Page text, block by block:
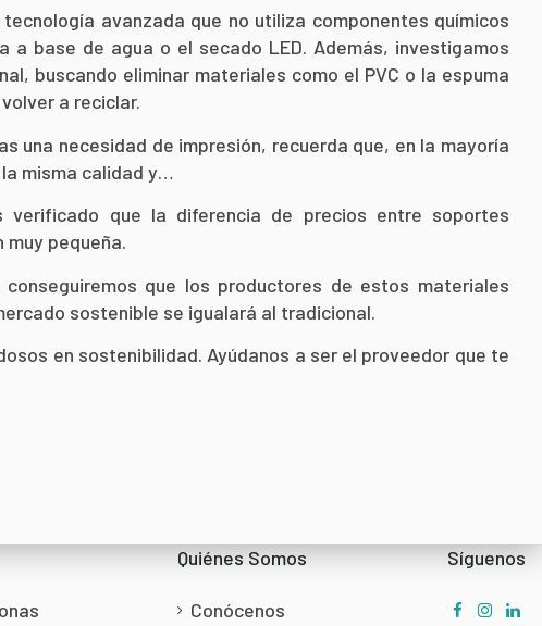
avanzada que no utiliza componentes químicos
base de agua o el secado LED. Además, investigamos
buscando eliminar materiales como el PVC o la espuma
a reciclar.
una necesidad de impresión, recuerda que, en la mayoría
misma calidad y…
verificado que la diferencia de precios entre soportes
pequeña.
que los productores de estos materiales
sostenible se igualará al tradicional.
en sostenibilidad. Ayúdanos a ser el proveedor que te
Quiénes Somos
Conócenos
Síguenos